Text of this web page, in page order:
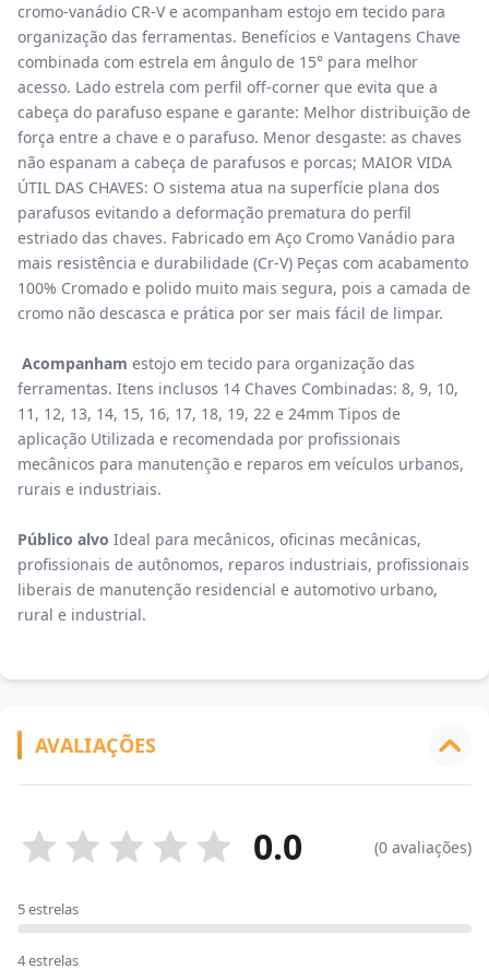
cromo-vanádio CR-V e acompanham estojo em tecido para
organização das ferramentas. Benefícios e Vantagens Chave
combinada com estrela em ângulo de 15° para melhor
acesso. Lado estrela com perfil off-corner que evita que a
cabeça do parafuso espane e garante: Melhor distribuição de
força entre a chave e o parafuso. Menor desgaste: as chaves
não espanam a cabeça de parafusos e porcas; MAIOR VIDA
ÚTIL DAS CHAVES: O sistema atua na superfície plana dos
parafusos evitando a deformação prematura do perfil
estriado das chaves. Fabricado em Aço Cromo Vanádio para
mais resistência e durabilidade (Cr-V) Peças com acabamento
100% Cromado e polido muito mais segura, pois a camada de
cromo não descasca e prática por ser mais fácil de limpar.
Acompanham estojo em tecido para organização das
ferramentas. Itens inclusos 14 Chaves Combinadas: 8, 9, 10,
11, 12, 13, 14, 15, 16, 17, 18, 19, 22 e 24mm Tipos de
aplicação Utilizada e recomendada por profissionais
mecânicos para manutenção e reparos em veículos urbanos,
rurais e industriais.
Público alvo Ideal para mecânicos, oficinas mecânicas,
profissionais de autônomos, reparos industriais, profissionais
liberais de manutenção residencial e automotivo urbano,
rural e industrial.
AVALIAÇÕES
0.0 (0 avaliações)
5 estrelas
4 estrelas